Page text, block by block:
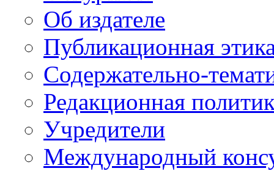
Об издателе
Публикационная
Содержательно-
Редакционная
Учредители
Международный